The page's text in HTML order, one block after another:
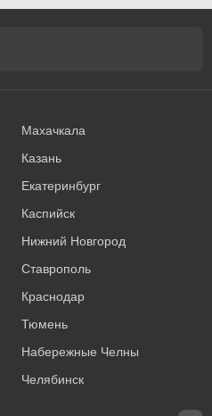
Махачкала
Казань
Екатеринбург
Каспийск
Нижний Новгород
Ставрополь
Краснодар
Тюмень
Набережные Челны
Челябинск